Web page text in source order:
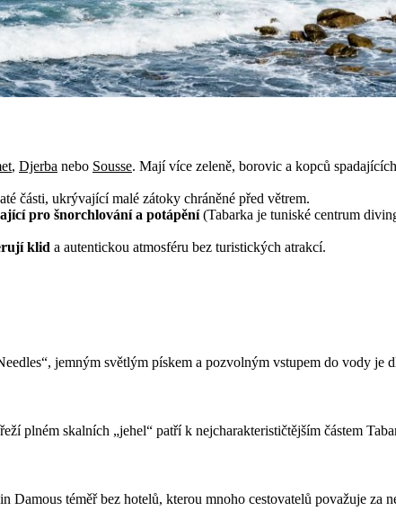
, Djerba nebo Sousse. Mají více zeleně, borovic a kopců
části, ukrývající malé zátoky chráněné před větrem.
pro šnorchlování a potápění(Tabarka je tuniské centrum
klid a autentickou atmosféru bez turistických atrakcí.
jemným světlým pískem a pozvolným vstupem do vody je
plném skalních „jehel“ patří k nejcharakterističtějším částem
téměř bez hotelů, kterou mnoho cestovatelů považuje za